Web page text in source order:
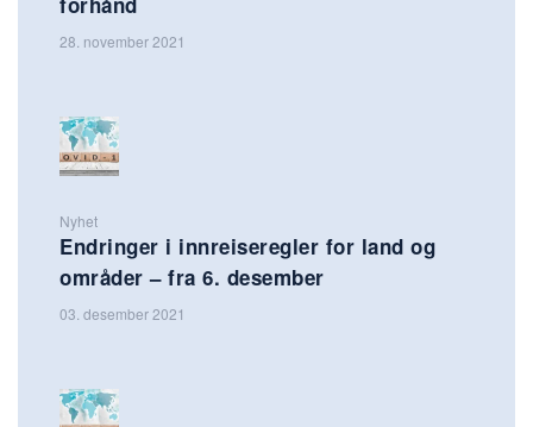
28. november 2021
Nyhet
Endringer i innreiseregler for land og
områder – fra 6. desember
03. desember 2021